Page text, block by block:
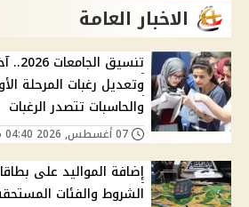
الاخبار العامة
وتعديل رغبات المرحلة
والحاسبات تتصدر الرغبات
الشروط والفئات